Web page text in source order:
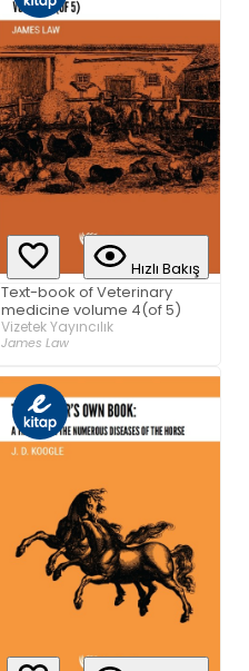
Hızlı Bakış
Text-book of Veterinary
medicine volume 4(of 5)
Vizetek Yayıncılık
James Law